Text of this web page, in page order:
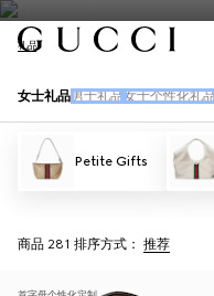
礼品
女士礼品 男士礼品 女士个性化礼品
Petite Gifts
商品 281 排序方式： 推荐